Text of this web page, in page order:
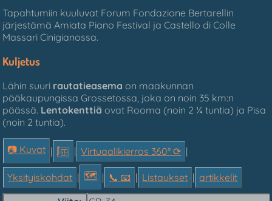
Tapahtumiin kuuluvat Forum Fondazione Bertarellin
järjestämä Amiata Piano Festival ja Castello di Colle
Massari Cinigianossa.
Kuljetus
Lähin suuri rautatieasema on maakunnan
pääkaupungissa Grossetossa, joka on noin 35 km:n
päässä. Lentokenttiä ovat Rooma (noin 2 ¼ tuntia) ja Pisa
(noin 2 tuntia).
📷 Kuvat | | Virtuaalikierros 360° ⟳ |
Yksityiskohdat | 🗺 | 📞︎ 📧 | Listaukset | artikkelit